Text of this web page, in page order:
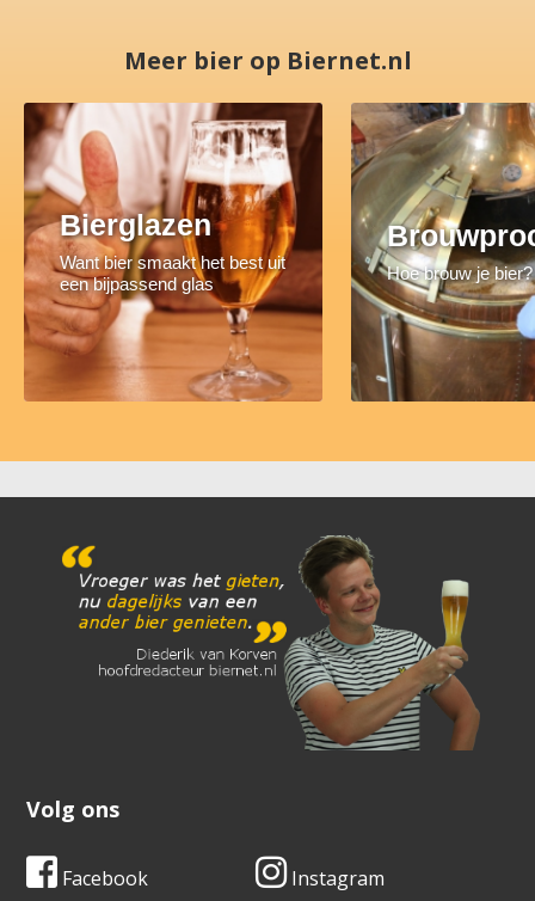
Meer bier op Biernet.nl
Bierglazen
Want bier smaakt het best uit
een bijpassend glas
Hoe brouw je bier?
Volg ons
Facebook Instagram